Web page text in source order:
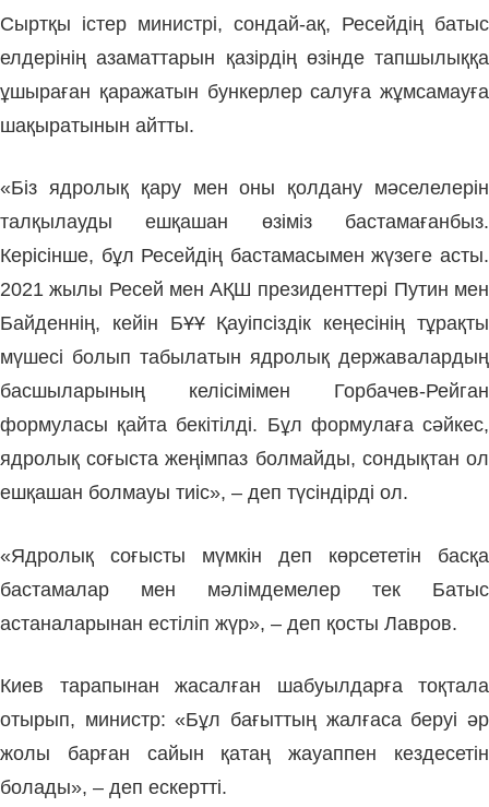
Сыртқы істер министрі, сондай-ақ, Ресейдің батыс
елдерінің азаматтарын қазірдің өзінде тапшылыққа
ұшыраған қаражатын бункерлер салуға жұмсамауға
шақыратынын айтты.
«Біз ядролық қару мен оны қолдану мәселелерін
талқылауды ешқашан өзіміз бастамағанбыз.
Керісінше, бұл Ресейдің бастамасымен жүзеге асты.
2021 жылы Ресей мен АҚШ президенттері Путин мен
Байденнің, кейін БҰҰ Қауіпсіздік кеңесінің тұрақты
мүшесі болып табылатын ядролық державалардың
басшыларының келісімімен Горбачев-Рейган
формуласы қайта бекітілді. Бұл формулаға сәйкес,
ядролық соғыста жеңімпаз болмайды, сондықтан ол
ешқашан болмауы тиіс», – деп түсіндірді ол.
«Ядролық соғысты мүмкін деп көрсететін басқа
бастамалар мен мәлімдемелер тек Батыс
астаналарынан естіліп жүр», – деп қосты Лавров.
Киев тарапынан жасалған шабуылдарға тоқтала
отырып, министр: «Бұл бағыттың жалғаса беруі әр
жолы барған сайын қатаң жауаппен кездесетін
болады», – деп ескертті.